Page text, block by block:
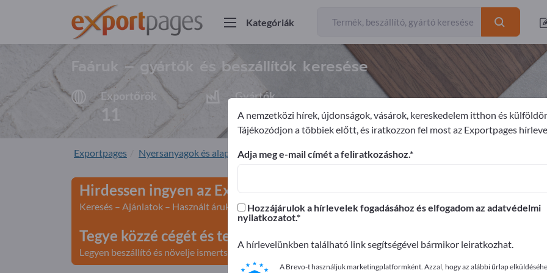
Kategóriák
Faáruk – gyártók és beszállítók keresése
Exportőrök
11
Gyártók
11
Exportpages Nyersanyagok és alapanyagok Faáruk
Hirdessen ingyen az Exportpages-en!
Keresés – Ajánlatok – Használt áruk – Üzleti kapcsolatok >> kezdje itt
Tegye közzé cégét és termékeit az Exportpages-en!
Legyen beszállító és növelje ismertségét>> tegye közzé itt
A nemzetközi hírek, újdonságok, vásárok, kereskedelem itthon és
Tájékozódjon a többiek előtt, és iratkozzon fel most az Exportpages
Adja meg e-mail címét a feliratkozáshoz.
Hozzájárulok a hírlevelek fogadásához és elfogadom az adatvédelmi
nyilatkozatot.
A hírlevelünkben található link segítségével bármikor leiratkozhat.
A Brevo-t használjuk marketingplatformként. Azzal, hogy az alábbi űrlap